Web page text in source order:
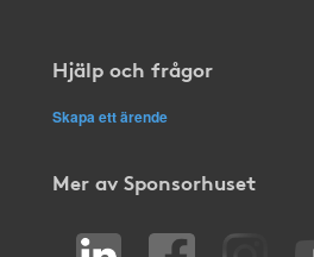
Hjälp och frågor
Skapa ett ärende
Mer av Sponsorhuset